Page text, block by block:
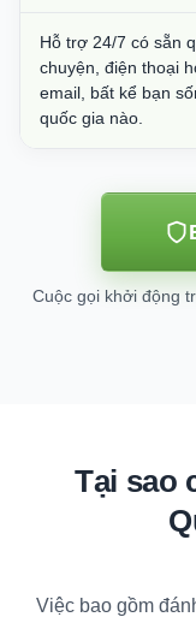
Hỗ trợ 24/7 có sẵn
chuyện, điện thoại
email, bất kể bạn
quốc gia nào.
Cuộc gọi khởi động
Tại sao
Việc bao gồm